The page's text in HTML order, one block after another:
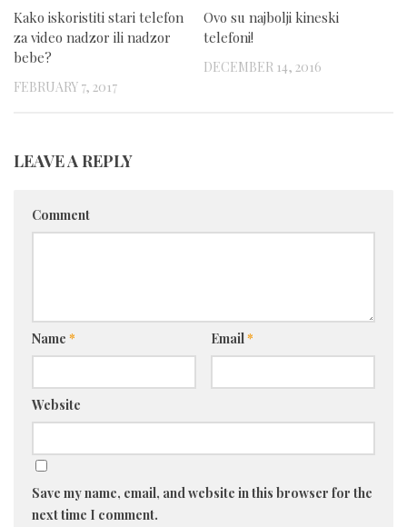
Kako iskoristiti stari telefon
za video nadzor ili nadzor
bebe?
FEBRUARY 7, 2017
Ovo su najbolji kineski
telefoni!
DECEMBER 14, 2016
LEAVE A REPLY
Comment
Name * Email *
Website
Save my name, email, and website in this browser for the
next time I comment.